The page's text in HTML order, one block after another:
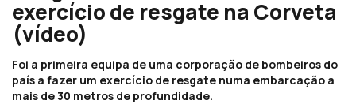
exercício de resgate na Corveta
(vídeo)
Foi a primeira equipa de uma corporação de bombeiros do
país a fazer um exercício de resgate numa embarcação a
mais de 30 metros de profundidade.